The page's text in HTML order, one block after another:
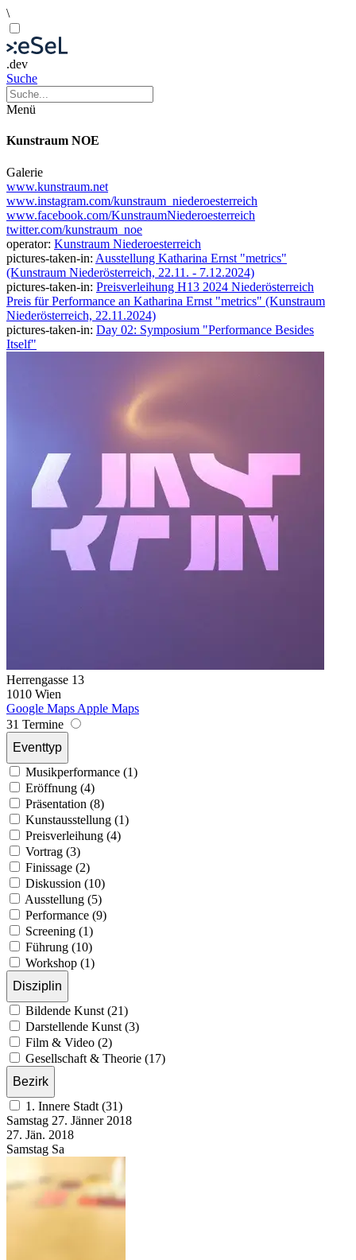
\
.dev
Suche
Menü
Kunstraum NOE
Galerie
www.kunstraum.net
www.instagram.com/kunstraum_niederoesterreich
www.facebook.com/KunstraumNiederoesterreich
twitter.com/kunstraum_noe
operator: Kunstraum Niederoesterreich
pictures-taken-in: Ausstellung Katharina Ernst "metrics"
(Kunstraum Niederösterreich, 22.11. - 7.12.2024)
pictures-taken-in: Preisverleihung H13 2024 Niederösterreich
Preis für Performance an Katharina Ernst "metrics" (Kunstraum
Niederösterreich, 22.11.2024)
pictures-taken-in: Day 02: Symposium "Performance Besides
Itself"
Herrengasse 13
1010 Wien
Google Maps Apple Maps
31 Termine
Eventtyp
Musikperformance (1)
Eröffnung (4)
Präsentation (8)
Kunstausstellung (1)
Preisverleihung (4)
Vortrag (3)
Finissage (2)
Diskussion (10)
Ausstellung (5)
Performance (9)
Screening (1)
Führung (10)
Workshop (1)
Disziplin
Bildende Kunst (21)
Darstellende Kunst (3)
Film & Video (2)
Gesellschaft & Theorie (17)
Bezirk
1. Innere Stadt (31)
Samstag 27. Jänner 2018
27. Jän. 2018
Samstag Sa